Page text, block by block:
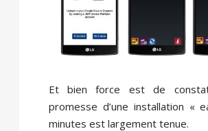
Et bien force est de
promesse d’une installation «
minutes est largement tenue.